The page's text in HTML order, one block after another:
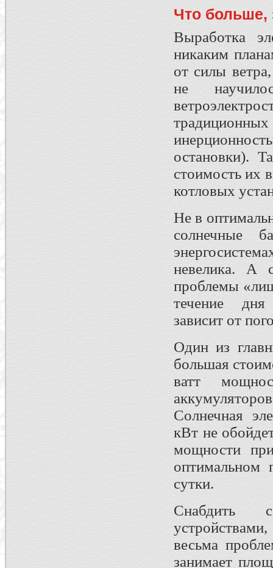
Что больше,
Выработка
никаким
от силы
не
остановки).
стоимость их
котловых
Не в
солнечные
невелика. А
проблемы
течение дня
зависит от
Один из
большая
ватт
Солнечная
кВт не
мощности
оптимальном
сутки.
Снабдить
весьма
занимает